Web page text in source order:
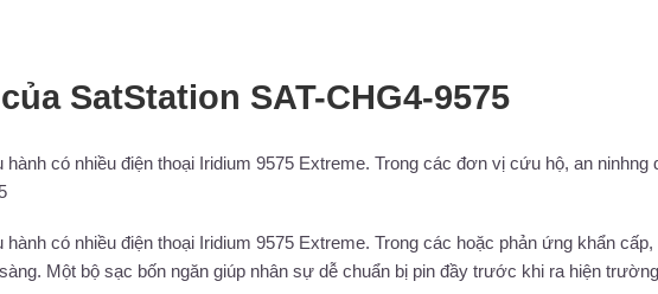
SatStation SAT-CHG4-9575
có nhiều điện thoại Iridium 9575 Extreme. Trong các đơn vị cứu hộ, an ninhng
có nhiều điện thoại Iridium 9575 Extreme. Trong các hoặc phản ứng khẩn cấp,
Một bộ sạc bốn ngăn giúp nhân sự dễ chuẩn bị pin đầy trước khi ra hiện